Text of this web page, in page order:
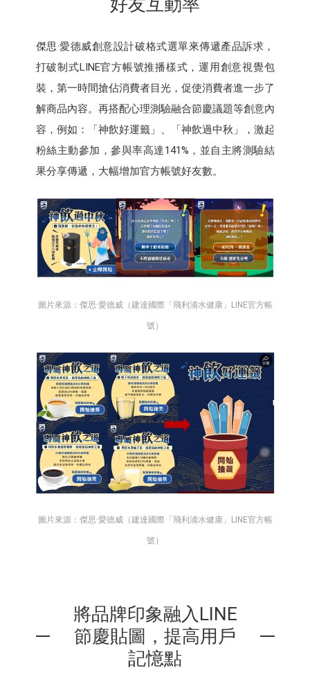
好友互動率
傑思·愛德威創意設計破格式選單來傳遞產品訴求，
打破制式LINE官方帳號推播樣式，運用創意視覺包
裝，第一時間搶佔消費者目光，促使消費者進一步了
解商品內容。再搭配心理測驗融合節慶議題等創意內
容，例如：「神飲好運籤」、「神飲過中秋」，激起
粉絲主動參加，參與率高達141%，並自主將測驗結
果分享傳遞，大幅增加官方帳號好友數。
圖片來源：傑思·愛德威（建達國際「飛利浦水健康」LINE官方帳
號）
圖片來源：傑思·愛德威（建達國際「飛利浦水健康」LINE官方帳
號）
將品牌印象融入LINE
節慶貼圖，提高用戶
記憶點